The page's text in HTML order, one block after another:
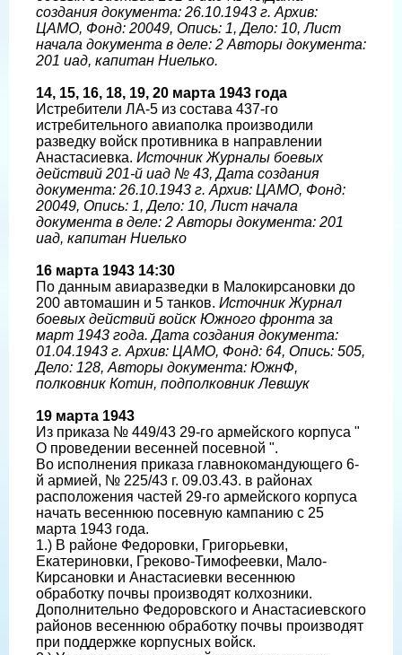
создания документа: 26.10.1943 г. Архив:
ЦАМО, Фонд: 20049, Опись: 1, Дело: 10, Лист
начала документа в деле: 2 Авторы документа:
201 иад, капитан Ниелько.
14, 15, 16, 18, 19, 20 марта 1943 года
Истребители ЛА-5 из состава 437-го
истребительного авиаполка производили
разведку войск противника в направлении
Анастасиевка. Источник Журналы боевых
действий 201-й иад № 43, Дата создания
документа: 26.10.1943 г. Архив: ЦАМО, Фонд:
20049, Опись: 1, Дело: 10, Лист начала
документа в деле: 2 Авторы документа: 201
иад, капитан Ниелько
16 марта 1943 14:30
По данным авиаразведки в Малокирсановки до
200 автомашин и 5 танков. Источник Журнал
боевых действий войск Южного фронта за
март 1943 года. Дата создания документа:
01.04.1943 г. Архив: ЦАМО, Фонд: 64, Опись: 505,
Дело: 128, Авторы документа: ЮжнФ,
полковник Котин, подполковник Левшук
19 марта 1943
Из приказа № 449/43 29-го армейского корпуса "
О проведении весенней посевной ".
Во исполнения приказа главнокомандующего 6-
й армией, № 225/43 г. 09.03.43. в районах
расположения частей 29-го армейского корпуса
начать весеннюю посевную кампанию с 25
марта 1943 года.
1.) В районе Федоровки, Григорьевки,
Екатериновки, Греково-Тимофеевки, Мало-
Кирсановки и Анастасиевки весеннюю
обработку почвы производят колхозники.
Дополнительно Федоровского и Анастасиевского
районов весеннюю обработку почвы производят
при поддержке корпусных войск.